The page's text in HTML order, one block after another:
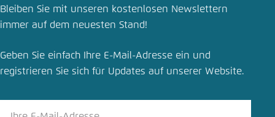
CCS: Wie der Aufbau einer Infrastruktur für das
Abscheiden und Speichern von CO₂ gelingen
Schliessen
Bleiben Sie mit unseren kostenlosen Newslettern
immer auf dem neuesten Stand!
Geben Sie einfach Ihre E-Mail-Adresse ein und
registrieren Sie sich für Updates auf unserer Website.